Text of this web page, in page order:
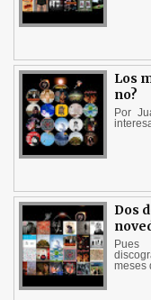
Los
no?
Por
Dos
Pues
meses